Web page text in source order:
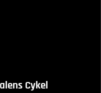
Cykel